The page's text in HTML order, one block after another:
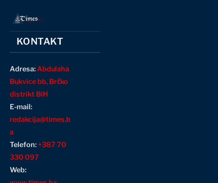
KONTAKT
Adresa:Abdulaha
Bukvice bb, Brčko
distrikt BiH
E-mail:
redakcija@times.b
a
Telefon:+387 70
330 097
Web: